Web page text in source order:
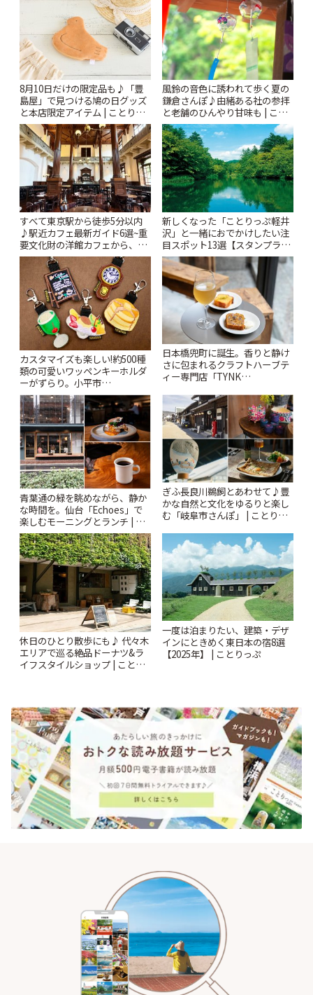
8月10日だけの限定品も♪「豊
島屋」で見つける鳩の日グッズ
と本店限定アイテム | ことりっ
ぷ
風鈴の音色に誘われて歩く夏の
鎌倉さんぽ♪由緒ある社の参拝
と老舗のひんやり甘味も | こと
りっぷ
すべて東京駅から徒歩5分以内
♪駅近カフェ最新ガイド6選~重
要文化財の洋館カフェから、改
札すぐのレトロ喫茶まで~ | こと
りっぷ
新しくなった「ことりっぷ軽井
沢」と一緒におでかけしたい注
目スポット13選【スタンプラリ
ー開催中】 | ことりっぷ
カスタマイズも楽しい!約500種
類の可愛いワッペンキーホルダ
ーがずらり。小平市
「Kimamaya T&K」 | ことりっ
ぷ
日本橋兜町に誕生。香りと静け
さに包まれるクラフトハーブテ
ィー専門店「TYNK
青葉通の緑を眺めながら、静か
な時間を。仙台「Echoes」で
楽しむモーニングとランチ | こ
とりっぷ
ぎふ長良川鵜飼とあわせて♪豊
かな自然と文化をゆるりと楽し
む「岐阜市さんぽ」 | ことりっ
休日のひとり散歩にも♪ 代々木
エリアで巡る絶品ドーナツ&ラ
イフスタイルショップ | ことり
一度は泊まりたい、建築・デザ
インにときめく東日本の宿8選
【2025年】 | ことりっぷ